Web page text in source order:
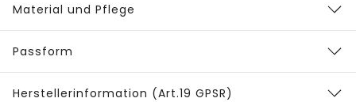
Material und Pflege
Passform
Herstellerinformation (Art.19 GPSR)